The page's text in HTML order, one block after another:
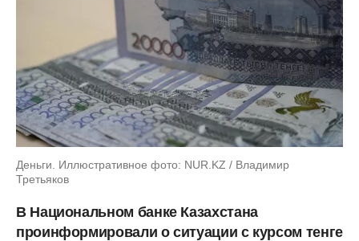
Деньги. Иллюстративное фото: NUR.KZ / Владимир
Третьяков
В Национальном банке Казахстана
проинформировали о ситуации с курсом тенге